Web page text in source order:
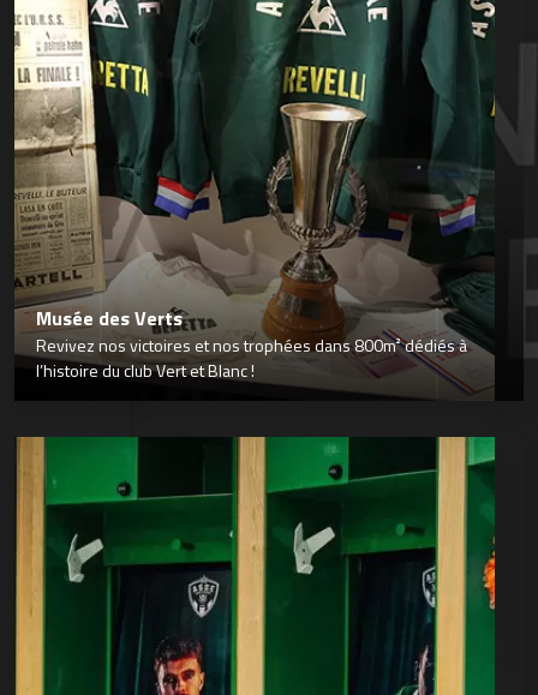
Musée des Verts
Revivez nos victoires et nos trophées dans 800m² dédiés à
l’histoire du club Vert et Blanc !